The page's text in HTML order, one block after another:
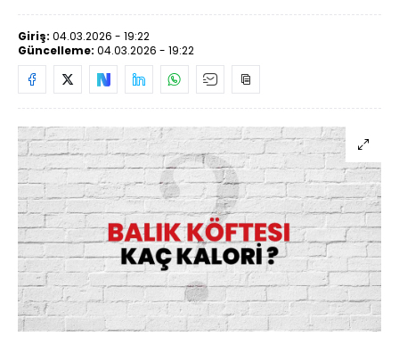
Giriş: 04.03.2026 - 19:22
Güncelleme: 04.03.2026 - 19:22